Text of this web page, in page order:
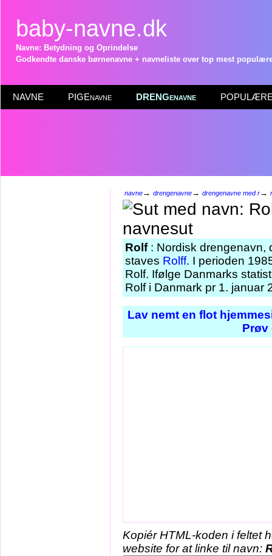
baby-navne.dk
Navne: Betydning og Oprindelse
Godkendte danske børnenavne + navneliste over top mest
NAVNE PIGEnavne DRENGenavne POPULÆRE
navne→ drengenavne→ drengenavne med r→
Rolf: Nordisk drengenavn,
staves Rolff. I perioden
Rolf. Ifølge Danmarks
Rolf i Danmark pr 1. januar
Lav nemt en flot
Prøv
Kopiér HTML-koden i feltet
website for at linke til navn: